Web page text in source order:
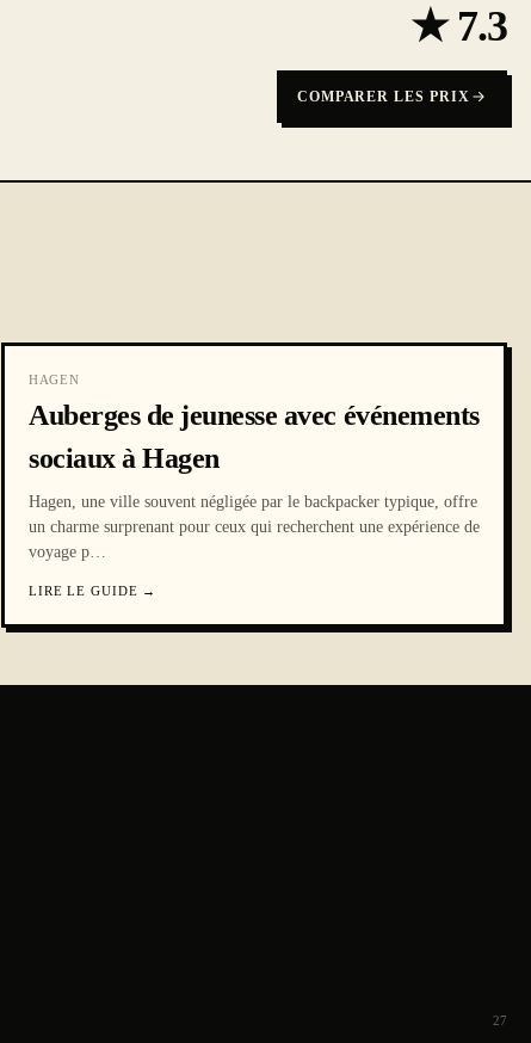
★ 7.3
COMPARER LES PRIX
HAGEN
Auberges de jeunesse avec événements
sociaux à Hagen
Hagen, une ville souvent négligée par le backpacker typique, offre
un charme surprenant pour ceux qui recherchent une expérience de
voyage p…
LIRE LE GUIDE →
27